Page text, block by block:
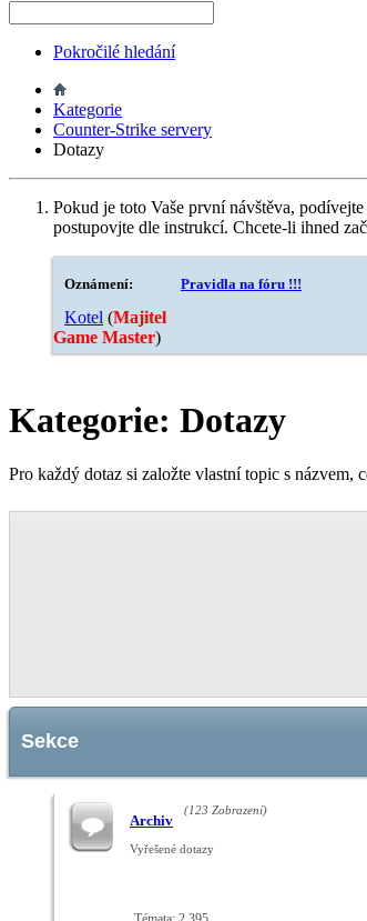
Pokročilé hledání
Kategorie
Counter-Strike servery
Dotazy
Pokud je toto Vaše první návštěva, podívejte
postupovjte dle instrukcí. Chcete-li ihned
Oznámení: Pravidla na fóru !!!
Kotel ‎(Majitel
Game Master)
Kategorie: Dotazy
Pro každý dotaz si založte vlastní topic s názvem,
Sekce
Archiv
(123 Zobrazení)
Vyřešené dotazy